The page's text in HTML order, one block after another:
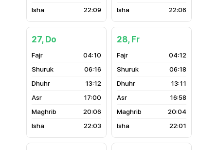
22:09
22:06
27, Do
04:10
06:16
13:12
17:00
20:06
22:03
28, Fr
04:12
06:18
13:11
16:58
20:04
22:01